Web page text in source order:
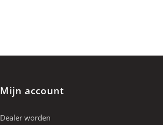
Mijn account
Dealer worden